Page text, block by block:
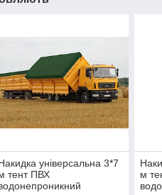
універсальна 3*7
тент ПВХ
м